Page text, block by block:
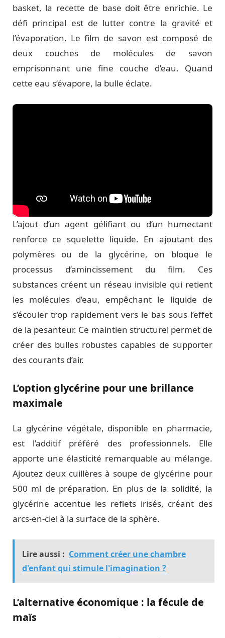
basket, la recette de base doit être enrichie. Le
défi principal est de lutter contre la gravité et
l’évaporation. Le film de savon est composé de
deux couches de molécules de savon
emprisonnant une fine couche d’eau. Quand
cette eau s’évapore, la bulle éclate.
L’ajout d’un agent gélifiant ou d’un humectant
renforce ce squelette liquide. En ajoutant des
polymères ou de la glycérine, on bloque le
processus d’amincissement du film. Ces
substances créent un réseau invisible qui retient
les molécules d’eau, empêchant le liquide de
s’écouler trop rapidement vers le bas sous l’effet
de la pesanteur. Ce maintien structurel permet de
créer des bulles robustes capables de supporter
des courants d’air.
L’option glycérine pour une brillance
maximale
La glycérine végétale, disponible en pharmacie,
est l’additif préféré des professionnels. Elle
apporte une élasticité remarquable au mélange.
Ajoutez deux cuillères à soupe de glycérine pour
500 ml de préparation. En plus de la solidité, la
glycérine accentue les reflets irisés, créant des
arcs-en-ciel à la surface de la sphère.
Lire aussi : Comment créer une chambre
d'enfant qui stimule l'imagination ?
L’alternative économique : la fécule de
maïs